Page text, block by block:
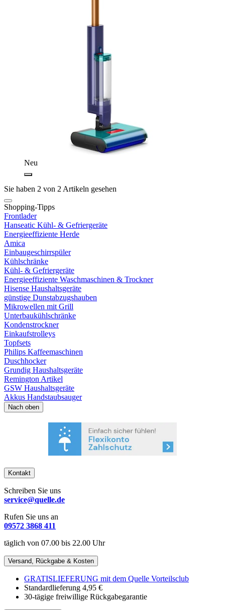
Neu
Sie haben 2 von 2 Artikeln gesehen
Shopping-Tipps
Frontlader
Hanseatic Kühl- & Gefriergeräte
Energieeffiziente Herde
Amica
Einbaugeschirrspüler
Kühlschränke
Kühl- & Gefriergeräte
Energieeffiziente Waschmaschinen & Trockner
Hisense Haushaltsgeräte
günstige Dunstabzugshauben
Mikrowellen mit Grill
Unterbaukühlschränke
Kondenstrockner
Einkaufstrolleys
Topfsets
Philips Kaffeemaschinen
Duschhocker
Grundig Haushaltsgeräte
Remington Artikel
GSW Haushaltsgeräte
Akkus Handstaubsauger
Nach oben
Kontakt
Schreiben Sie uns
service@quelle.de
Rufen Sie uns an
09572 3868 411
täglich von 07.00 bis 22.00 Uhr
Versand, Rückgabe & Kosten
GRATISLIEFERUNG mit dem Quelle Vorteilsclub
Standardlieferung 4,95 €
30-tägige freiwillige Rückgabegarantie